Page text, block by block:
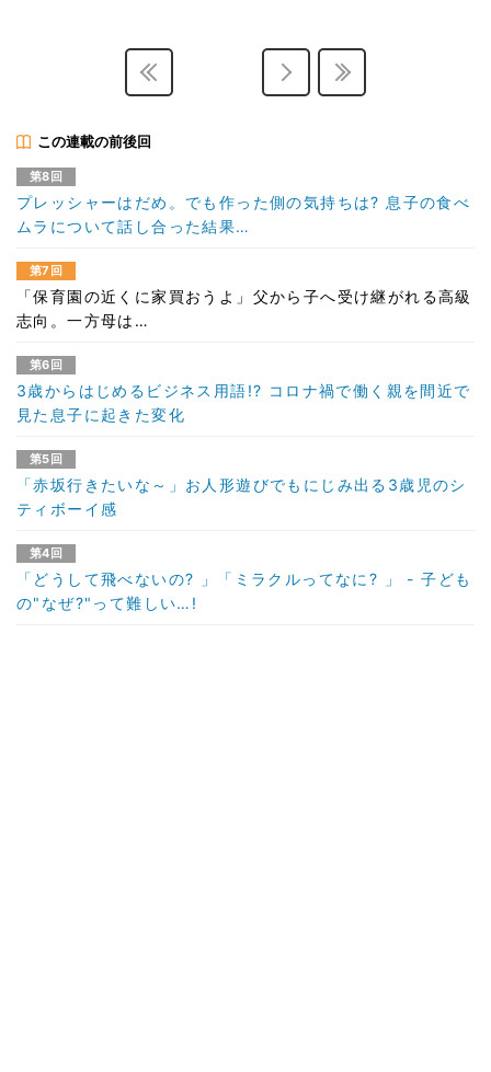
この連載の前後回
第8回
プレッシャーはだめ。でも作った側の気持ちは? 息子の食べ
ムラについて話し合った結果…
第7回
「保育園の近くに家買おうよ」父から子へ受け継がれる高級
志向。一方母は…
第6回
3歳からはじめるビジネス用語!? コロナ禍で働く親を間近で
見た息子に起きた変化
第5回
「赤坂行きたいな～」お人形遊びでもにじみ出る3歳児のシ
ティボーイ感
第4回
「どうして飛べないの? 」「ミラクルってなに? 」 - 子ども
の"なぜ?"って難しい…!